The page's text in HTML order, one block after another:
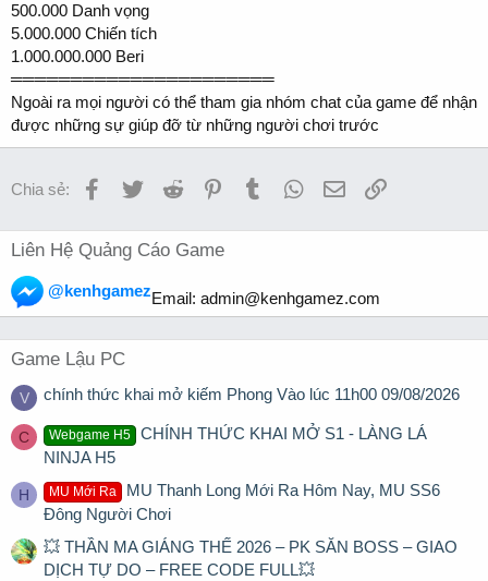
500.000 Danh vọng
5.000.000 Chiến tích
1.000.000.000 Beri
══════════════════════
Ngoài ra mọi người có thể tham gia nhóm chat của game để nhận
được những sự giúp đỡ từ những người chơi trước
Chia sẻ: Facebook
TwitterReddit PinterestTumblrWhatsApp
EmailLink
Liên Hệ Quảng Cáo Game
@kenhgamezEmail: admin@kenhgamez.com
Game Lậu PC
V chính thức khai mở kiếm Phong Vào lúc 11h00 09/08/2026
C Webgame H5
CHÍNH THỨC KHAI MỞ S1 - LÀNG LÁ
NINJA H5
H MU Mới Ra
MU Thanh Long Mới Ra Hôm Nay, MU SS6
Đông Người Chơi
💥 THẦN MA GIÁNG THẾ 2026 – PK SĂN BOSS – GIAO
DỊCH TỰ DO – FREE CODE FULL💥